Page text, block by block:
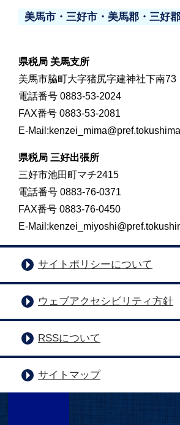
美馬市・三好市・美馬郡・三好郡
県税局 美馬支所
美馬市脇町大字猪尻字建神社下南73
電話番号 0883-53-2024
FAX番号 0883-53-2081
E-
県税局 三好出張所
三好市池田町マチ2415
電話番号 0883-76-0371
FAX番号 0883-76-0450
E-
サイトポリシーについて
ウェブアクセシビリティ方針
RSSについて
サイトマップ